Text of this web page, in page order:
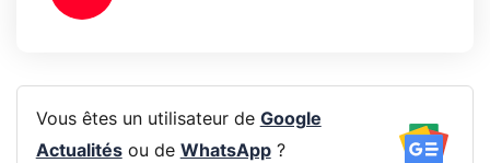
Vous êtes un utilisateur de Google
Actualitésou de WhatsApp?